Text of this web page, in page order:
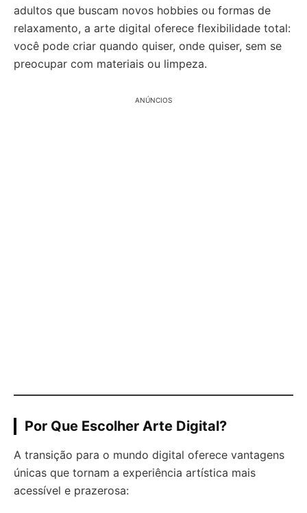
adultos que buscam novos hobbies ou formas de
relaxamento, a arte digital oferece flexibilidade total:
você pode criar quando quiser, onde quiser, sem se
preocupar com materiais ou limpeza.
ANÚNCIOS
Por Que Escolher Arte Digital?
A transição para o mundo digital oferece vantagens
únicas que tornam a experiência artística mais
acessível e prazerosa: